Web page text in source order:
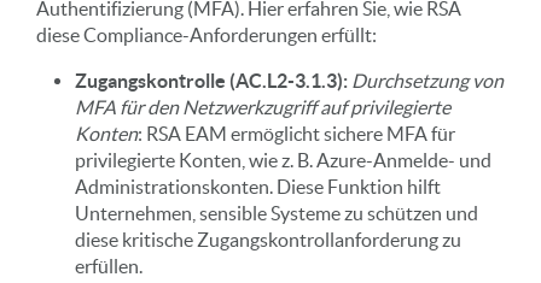
Authentifizierung (MFA). Hier erfahren Sie, wie RSA
diese Compliance-Anforderungen erfüllt:
Zugangskontrolle (AC.L2-3.1.3): Durchsetzung von
MFA für den Netzwerkzugriff auf privilegierte
Konten: RSA EAM ermöglicht sichere MFA für
privilegierte Konten, wie z. B. Azure-Anmelde- und
Administrationskonten. Diese Funktion hilft
Unternehmen, sensible Systeme zu schützen und
diese kritische Zugangskontrollanforderung zu
erfüllen.